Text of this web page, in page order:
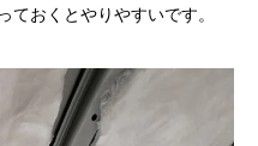
ておくとやりやすいです。